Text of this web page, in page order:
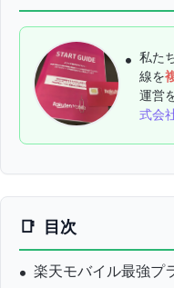
私た
線を
運営
式会
目次
楽天モバイル最強プ